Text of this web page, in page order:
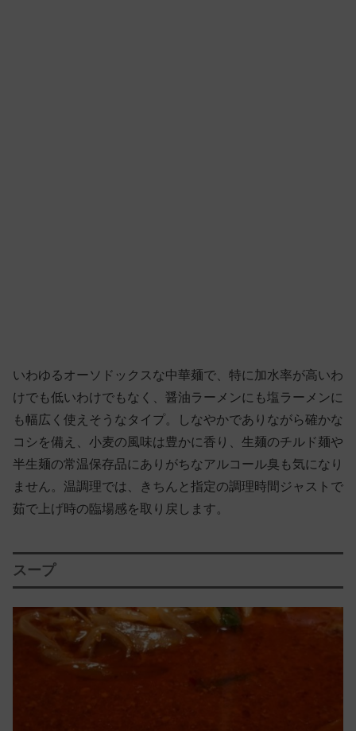
いわゆるオーソドックスな中華麺で、特に加水率が高いわ
けでも低いわけでもなく、醤油ラーメンにも塩ラーメンに
も幅広く使えそうなタイプ。しなやかでありながら確かな
コシを備え、小麦の風味は豊かに香り、生麺のチルド麺や
半生麺の常温保存品にありがちなアルコール臭も気になり
ません。温調理では、きちんと指定の調理時間ジャストで
茹で上げ時の臨場感を取り戻します。
スープ